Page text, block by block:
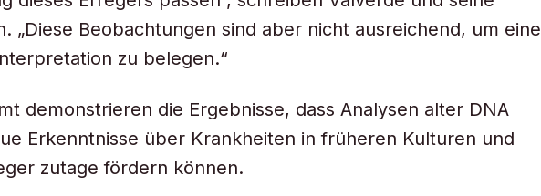
„Diese Beobachtungen sind aber nicht ausreichend, um eine
zu belegen.“
demonstrieren die Ergebnisse, dass Analysen alter DNA
Erkenntnisse über Krankheiten in früheren Kulturen und
zutage fördern können.